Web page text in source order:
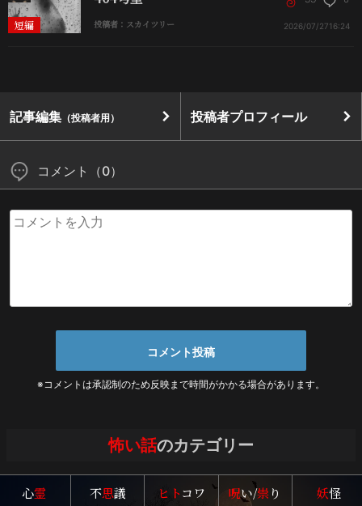
短編 投稿者：スカイツリー 2026/07/2716:24
記事編集 （投稿者用） 投稿者プロフィール
コメント（0）
※コメントは承認制のため反映まで時間がかかる場合があります。
怖い話のカテゴリー
心霊 不思議 ヒトコワ 呪い/祟り 妖怪